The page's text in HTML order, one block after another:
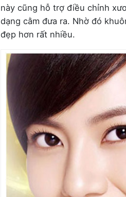
này cũng hỗ trợ điều chỉnh
dạng cằm đưa ra. Nhờ đó
đẹp hơn rất nhiều.